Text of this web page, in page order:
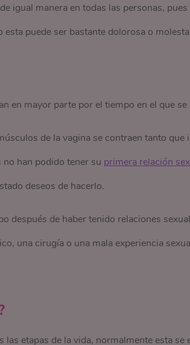
igual manera en todas las personas,
puede ser bastante dolorosa o
en mayor parte por el tiempo en el que
de la vagina se contraen tanto que
han podido tener su primera relación
deseos de hacerlo.
después de haber tenido relaciones
una cirugía o una mala experiencia
etapas de la vida, normalmente esta se